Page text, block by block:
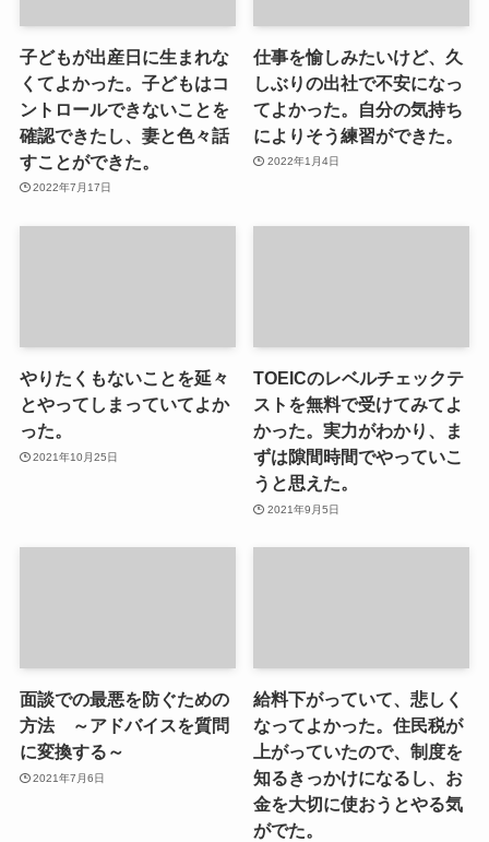
子どもが出産日に生まれな
くてよかった。子どもはコ
ントロールできないことを
確認できたし、妻と色々話
すことができた。
2022年7月17日
仕事を愉しみたいけど、久
しぶりの出社で不安になっ
てよかった。自分の気持ち
によりそう練習ができた。
2022年1月4日
やりたくもないことを延々
とやってしまっていてよか
った。
2021年10月25日
TOEICのレベルチェックテ
ストを無料で受けてみてよ
かった。実力がわかり、ま
ずは隙間時間でやっていこ
うと思えた。
2021年9月5日
面談での最悪を防ぐための
方法 ～アドバイスを質問
に変換する～
2021年7月6日
給料下がっていて、悲しく
なってよかった。住民税が
上がっていたので、制度を
知るきっかけになるし、お
金を大切に使おうとやる気
がでた。